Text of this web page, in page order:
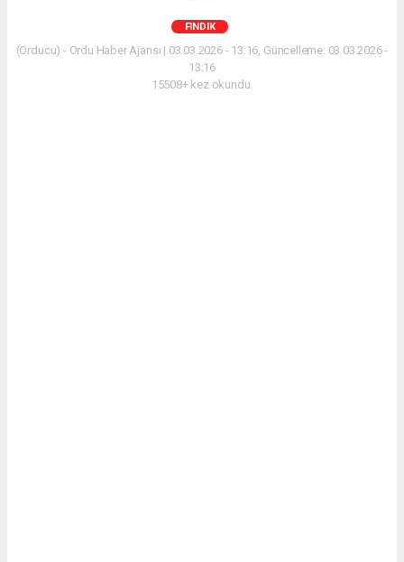
FINDIK
(Orducu) - Ordu Haber Ajansı | 03.03.2026 - 13:16, Güncelleme: 03.03.2026 -
13:16
15508+ kez okundu.